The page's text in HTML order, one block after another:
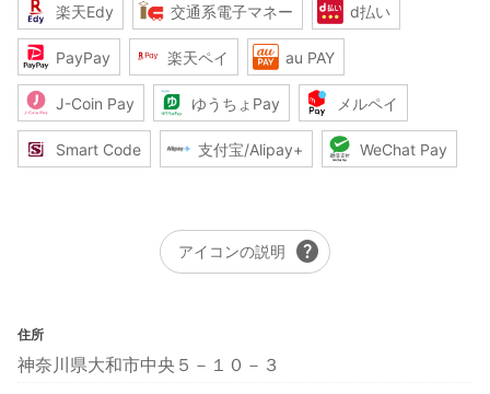
楽天Edy 交通系電子マネー d払い
PayPay 楽天ペイ au PAY
J-Coin Pay ゆうちょPay メルペイ
Smart Code 支付宝/Alipay+ WeChat Pay
アイコンの説明 help
住所
神奈川県大和市中央５－１０－３